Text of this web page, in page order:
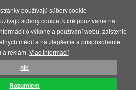
SAMOLEPKY
používajú súbory cookie
súbory cookie, ktoré používame na
o výkone a používaní webu, zaistenie
médií a na zlepšenie a prispôsobenie
a reklám. Viac informácií
nie
Rozumiem